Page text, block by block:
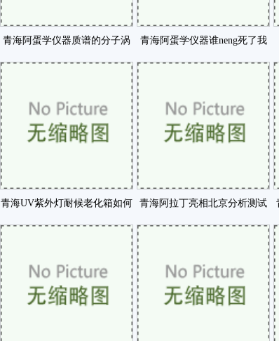
青海阿蛋学仪器质谱的分子涡 青海阿蛋学仪器谁neng死了我
青海UV紫外灯耐候老化箱如何 青海阿拉丁亮相北京分析测试